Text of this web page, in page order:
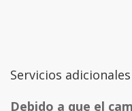
Servicios
Debido a que el